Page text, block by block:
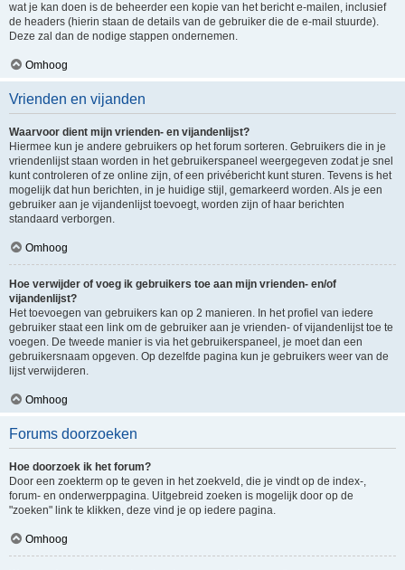
wat je kan doen is de beheerder een kopie van het bericht e-mailen, inclusief
de headers (hierin staan de details van de gebruiker die de e-mail stuurde).
Deze zal dan de nodige stappen ondernemen.
Omhoog
Vrienden en vijanden
Waarvoor dient mijn vrienden- en vijandenlijst?
Hiermee kun je andere gebruikers op het forum sorteren. Gebruikers die in je
vriendenlijst staan worden in het gebruikerspaneel weergegeven zodat je snel
kunt controleren of ze online zijn, of een privébericht kunt sturen. Tevens is het
mogelijk dat hun berichten, in je huidige stijl, gemarkeerd worden. Als je een
gebruiker aan je vijandenlijst toevoegt, worden zijn of haar berichten
standaard verborgen.
Omhoog
Hoe verwijder of voeg ik gebruikers toe aan mijn vrienden- en/of
vijandenlijst?
Het toevoegen van gebruikers kan op 2 manieren. In het profiel van iedere
gebruiker staat een link om de gebruiker aan je vrienden- of vijandenlijst toe te
voegen. De tweede manier is via het gebruikerspaneel, je moet dan een
gebruikersnaam opgeven. Op dezelfde pagina kun je gebruikers weer van de
lijst verwijderen.
Omhoog
Forums doorzoeken
Hoe doorzoek ik het forum?
Door een zoekterm op te geven in het zoekveld, die je vindt op de index-,
forum- en onderwerppagina. Uitgebreid zoeken is mogelijk door op de
"zoeken" link te klikken, deze vind je op iedere pagina.
Omhoog